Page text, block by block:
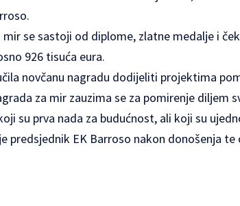
mir se sastoji od diplome, zlatne medalje i
926 tisuća eura.
novčanu nagradu dodijeliti projektima
za mir zauzima se za pomirenje diljem
su prva nada za budućnost, ali koji su
predsjednik EK Barroso nakon donošenja te